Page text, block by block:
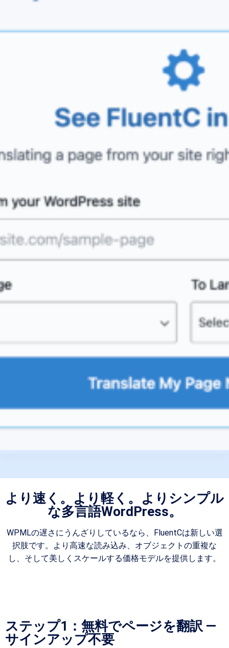
より速く。より軽く。よりシンプル
な多言語WordPress。
WPMLの遅さにうんざりしているなら、FluentCは新しい選
択肢です。より高速な読み込み、オブジェクトの重複な
し、そして美しくスケールする価格モデルを提供します。
ステップ1：無料でページを翻訳 —
サインアップ不要